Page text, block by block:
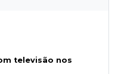
televisão nos